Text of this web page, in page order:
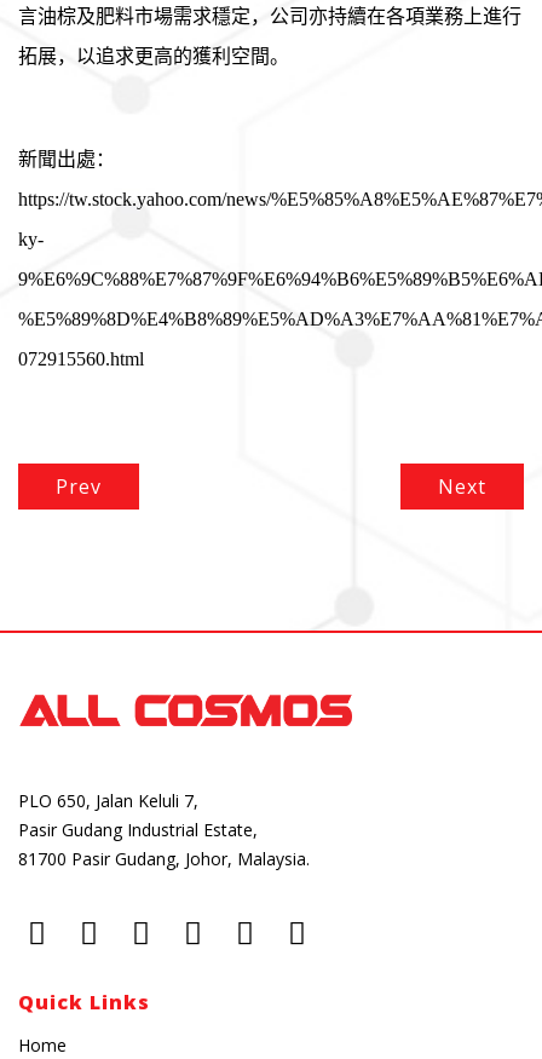
言油棕及肥料市場需求穩定，公司亦持續在各項業務上進行
拓展，以追求更高的獲利空間。
新聞出處：
https://tw.stock.yahoo.com/news/
ky-
072915560.html
Prev Next
PLO 650, Jalan Keluli 7,
Pasir Gudang Industrial Estate,
81700 Pasir Gudang, Johor, Malaysia.
Quick Links
Home